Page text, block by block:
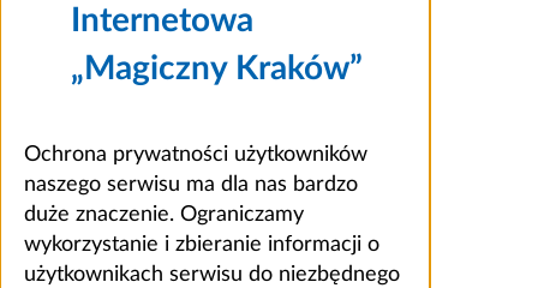
Internetowa
„Magiczny Kraków”
Ochrona prywatności użytkowników
naszego serwisu ma dla nas bardzo
duże znaczenie. Ograniczamy
wykorzystanie i zbieranie informacji o
użytkownikach serwisu do niezbędnego